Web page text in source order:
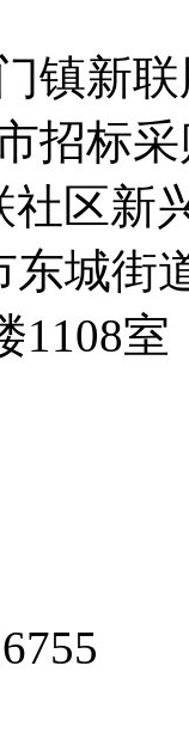
门镇
招标
区新
城街
1108室
生